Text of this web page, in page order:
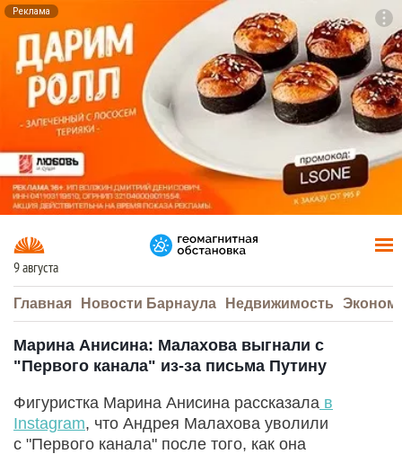
Реклама
9 августа
Главная Новости Барнаула Недвижимость
Марина Анисина: Малахова выгнали с
"Первого канала" из-за письма Путину
Фигуристка Марина Анисина рассказала в
Instagram, что Андрея Малахова уволили
с "Первого канала" после того, как она